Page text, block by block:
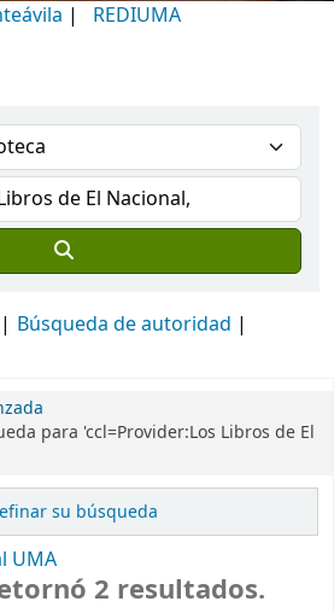
| REDIUMA
Búsqueda de autoridad
para 'ccl=Provider:Los Libros de El
su búsqueda
UMA
2 resultados.